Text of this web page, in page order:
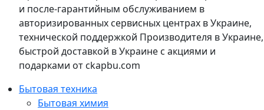
и после-гарантийным обслуживанием в
авторизированных сервисных центрах в Украине,
технической поддержкой Производителя в Украине,
быстрой доставкой в Украине с акциями и
подарками от ckapbu.com
Бытовая техника
Бытовая химия